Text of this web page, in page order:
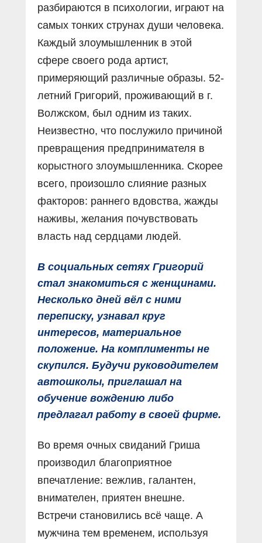
разбираются в психологии, играют на
самых тонких струнах души человека.
Каждый злоумышленник в этой
сфере своего рода артист,
примеряющий различные образы. 52-
летний Григорий, проживающий в г.
Волжском, был одним из таких.
Неизвестно, что послужило причиной
превращения предпринимателя в
корыстного злоумышленника. Скорее
всего, произошло слияние разных
факторов: раннего вдовства, жажды
наживы, желания почувствовать
власть над сердцами людей.
В социальных сетях Григорий
стал знакомиться с женщинами.
Несколько дней вёл с ними
переписку, узнавал круг
интересов, материальное
положение. На комплименты не
скупился. Будучи руководителем
автошколы, приглашал на
обучение вождению либо
предлагал работу в своей фирме.
Во время очных свиданий Гриша
производил благоприятное
впечатление: вежлив, галантен,
внимателен, приятен внешне.
Встречи становились всё чаще. А
мужчина тем временем, используя